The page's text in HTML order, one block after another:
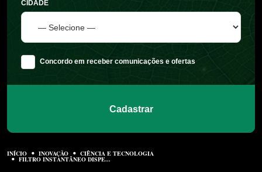
CIDADE
Concordo em receber comunicações e ofertas
Cadastrar
INÍCIO INOVAÇÃO CIÊNCIA E TECNOLOGIA
FILTRO INSTANTÂNEO DISPE...